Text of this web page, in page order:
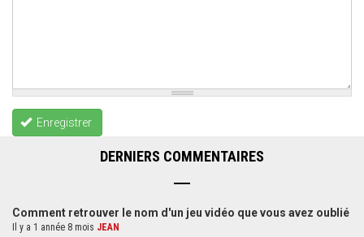
Enregistrer
DERNIERS COMMENTAIRES
Comment retrouver le nom d'un jeu vidéo que vous avez oublié
Il y a 1 année 8 mois JEAN